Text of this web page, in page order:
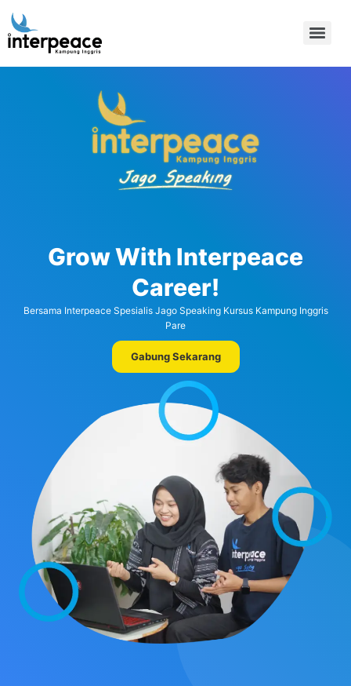
Grow With Interpeace
Career!
Bersama Interpeace Spesialis Jago Speaking Kursus Kampung Inggris
Pare
Gabung Sekarang